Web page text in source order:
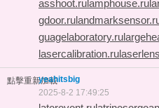
asshoot.rulamphouse.ru
gdoor.ru
guagelaboratory.ru
lasercalibration.ru
點擊重新加載yeahitsbig
2025-8-2 17:49:25